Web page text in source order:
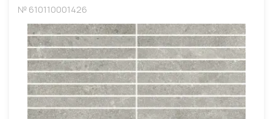
№ 610110001426